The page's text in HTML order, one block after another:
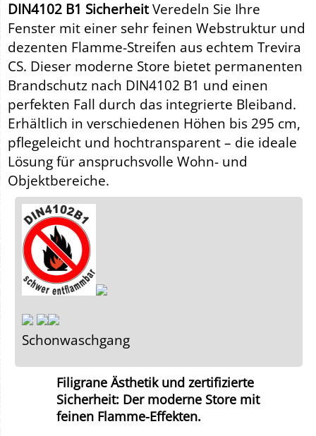
DIN4102 B1 SicherheitVeredeln Sie Ihre
Fenster mit einer sehr feinen Webstruktur und
dezenten Flamme-Streifen aus echtem Trevira
CS. Dieser moderne Store bietet permanenten
Brandschutz nach DIN4102 B1 und einen
perfekten Fall durch das integrierte Bleiband.
Erhältlich in verschiedenen Höhen bis 295 cm,
pflegeleicht und hochtransparent – die ideale
Lösung für anspruchsvolle Wohn- und
Objektbereiche.
Schonwaschgang
Filigrane Ästhetik und zertifizierte
Sicherheit: Der moderne Store mit
feinen Flamme-Effekten.